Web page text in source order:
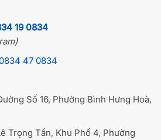
19 0834
0834 47 0834
Số 16, Phường Bình Hưng Hoà,
Trọng Tấn, Khu Phố 4, Phường